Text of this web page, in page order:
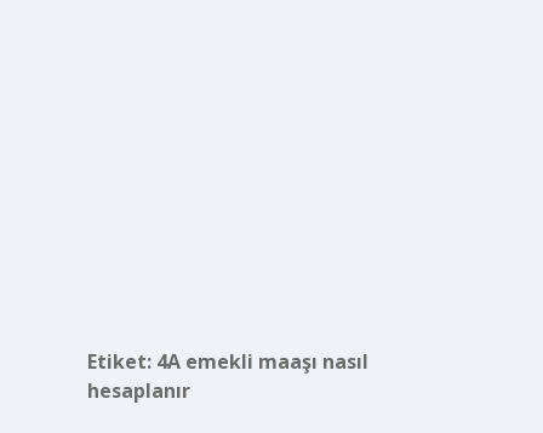
Etiket: 4A emekli maaşı nasıl
hesaplanır